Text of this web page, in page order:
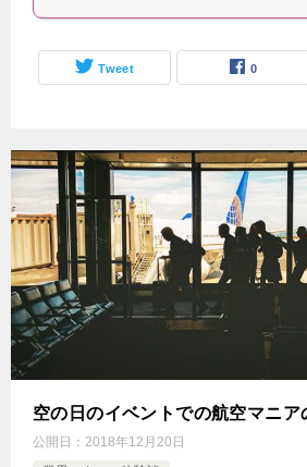
Tweet 0
空の日のイベントでの航空マニア
公開日： 2018年12月20日